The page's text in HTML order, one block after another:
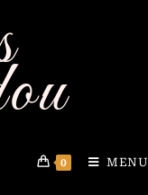
0 MENU